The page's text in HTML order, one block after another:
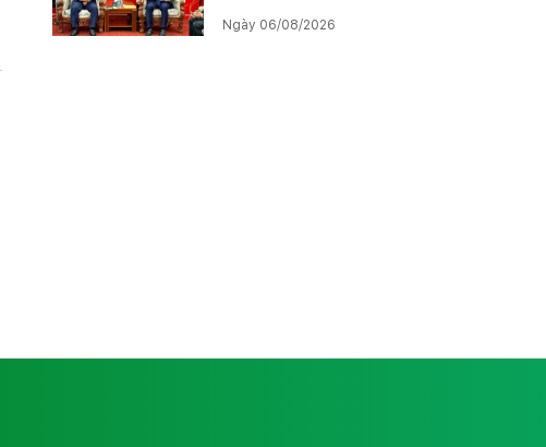
Nam, thúc đẩy triển
Ngày 06/08/2026